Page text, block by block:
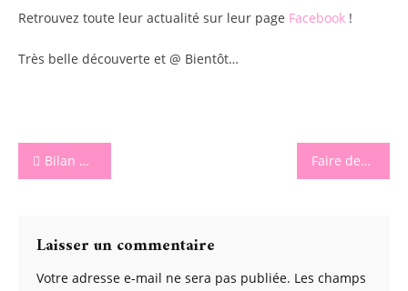
Retrouvez toute leur actualité sur leur page Facebook !
Très belle découverte et @ Bientôt…
Navigation
de
l’article
Bilan quatrième semaine du programme Comme J’aime Faire des grimaces et tirer la langue sont autorisés avec MIMIQ BODY
Laisser un commentaire
Votre adresse e-mail ne sera pas publiée. Les champs